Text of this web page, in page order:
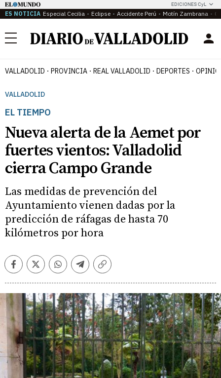
EDICIONES CyL
ES NOTICIA Especial Cecilia Eclipse Accidente Perú Motín Zambrana
Menú
VALLADOLID PROVINCIA REAL VALLADOLID DEPORTES
VALLADOLID
EL TIEMPO
Nueva alerta de la Aemet por
fuertes vientos: Valladolid
cierra Campo Grande
Las medidas de prevención del
Ayuntamiento vienen dadas por la
predicción de ráfagas de hasta 70
kilómetros por hora
FacebookTwitterWhatsappTelegramCopiar